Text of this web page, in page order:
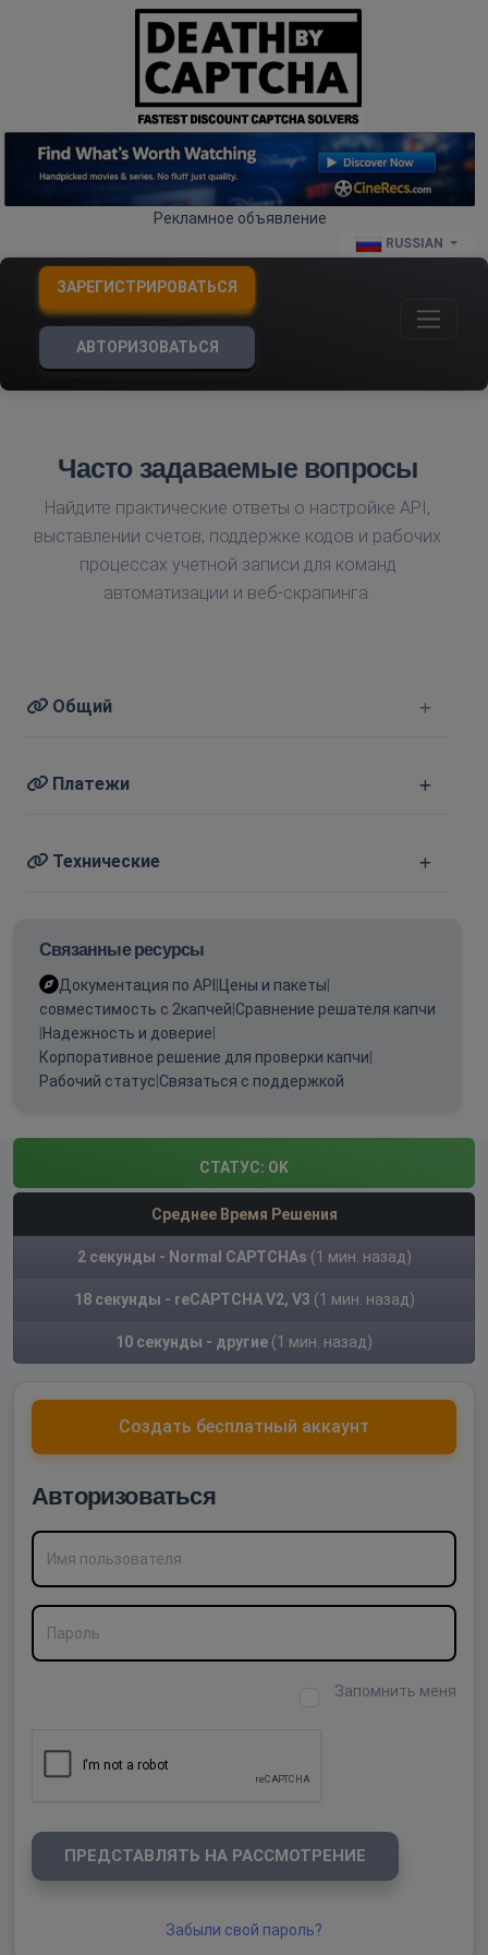
Рекламное объявление
RUSSIAN
ЗАРЕГИСТРИРОВАТЬСЯ
АВТОРИЗОВАТЬСЯ
Часто задаваемые вопросы
Найдите практические ответы о настройке API,
выставлении счетов, поддержке кодов и рабочих
процессах учетной записи для команд
автоматизации и веб-скрапинга.
Общий
Платежи
Технические
Связанные ресурсы
Документация по API Цены и пакеты
совместимость с 2капчей Сравнение решателя капчи
Надежность и доверие
Корпоративное решение для проверки капчи
Рабочий статус Связаться с поддержкой
СТАТУС: OK
Среднее Время Решения
2 секунды - Normal CAPTCHAs (1 мин. назад)
18 секунды - reCAPTCHA V2, V3 (1 мин. назад)
10 секунды - другие (1 мин. назад)
Создать бесплатный аккаунт
Авторизоваться
Имя пользователя
Пароль
Запомнить меня
ПРЕДСТАВЛЯТЬ НА РАССМОТРЕНИЕ
Забыли свой пароль?